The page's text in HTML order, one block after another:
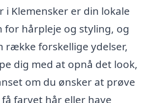
i Klemensker er din lokale
for hårpleje og styling, og
række forskellige ydelser,
dig med at opnå det look,
om du ønsker at prøve
farvet hår eller have